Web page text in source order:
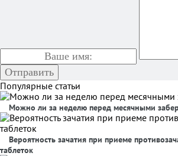
Популярные статьи
Можно ли за неделю перед месячными
Вероятность зачатия при приеме
таблеток